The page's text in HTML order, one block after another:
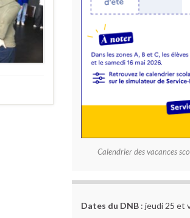
Calendrier des vacances
Dates du DNB : jeudi 25 et